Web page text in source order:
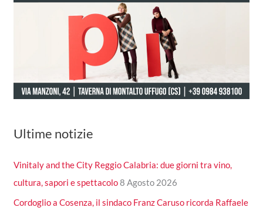
Ultime notizie
Vinitaly and the City Reggio Calabria: due giorni tra vino,
cultura, sapori e spettacolo8 Agosto 2026
Cordoglio a Cosenza, il sindaco Franz Caruso ricorda Raffaele